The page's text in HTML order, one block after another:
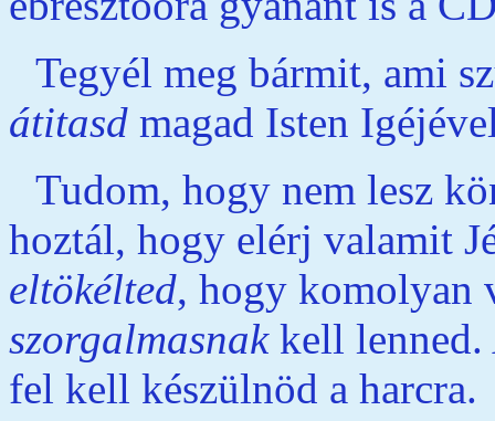
Tegyél meg bármit, ami
átitasd magad Isten
Tudom, hogy nem lesz
hoztál, hogy elérj valamit
eltökélted, hogy komolyan
szorgalmasnakkell lenned.
fel kell készülnöd a harcra.